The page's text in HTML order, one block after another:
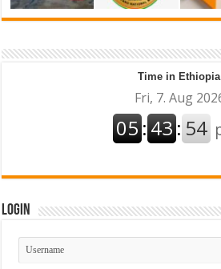
Time in Ethiopia
Login